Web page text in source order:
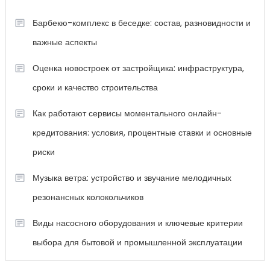
Барбекю-комплекс в беседке: состав, разновидности и
важные аспекты
Оценка новостроек от застройщика: инфраструктура,
сроки и качество строительства
Как работают сервисы моментального онлайн-
кредитования: условия, процентные ставки и основные
риски
Музыка ветра: устройство и звучание мелодичных
резонансных колокольчиков
Виды насосного оборудования и ключевые критерии
выбора для бытовой и промышленной эксплуатации